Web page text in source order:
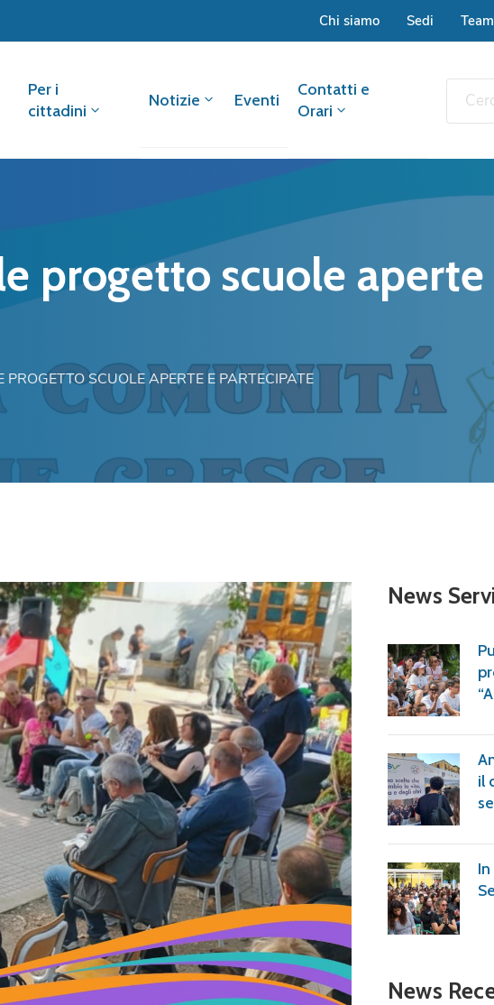
Chi siamo Sedi Team
Per i
cittadini
Notizie Eventi
Contatti e
Orari
progetto scuole aperte
SCUOLE APERTE E PARTECIPATE
News
il
News